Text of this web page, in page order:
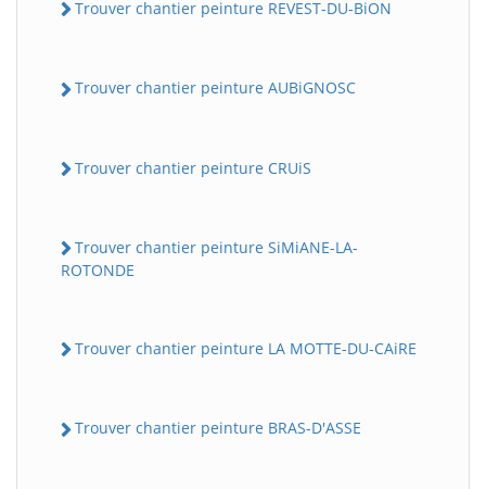
Trouver chantier peinture REVEST-DU-BiON
Trouver chantier peinture AUBiGNOSC
Trouver chantier peinture CRUiS
Trouver chantier peinture SiMiANE-LA-
ROTONDE
Trouver chantier peinture LA MOTTE-DU-CAiRE
Trouver chantier peinture BRAS-D'ASSE